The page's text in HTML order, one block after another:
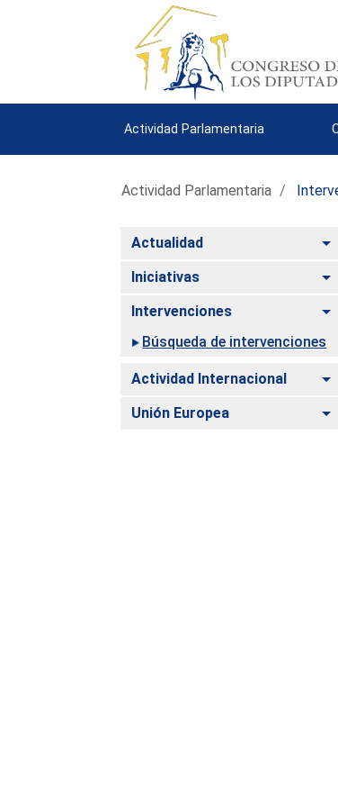
Actividad Parlamentaria
Actividad Parlamentaria
Actualidad
Iniciativas
Intervenciones
Búsqueda de intervenciones
Actividad Internacional
Unión Europea